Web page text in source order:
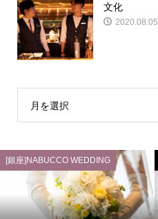
文化
2020.08.05
月を選択
[銀座]NABUCCO WEDDING